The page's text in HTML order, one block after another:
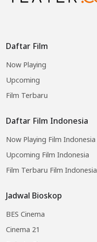
Daftar Film
Now Playing
Upcoming
Film Terbaru
Daftar Film Indonesia
Now Playing Film Indonesia
Upcoming Film Indonesia
Film Terbaru Film Indonesia
Jadwal Bioskop
BES Cinema
Cinema 21